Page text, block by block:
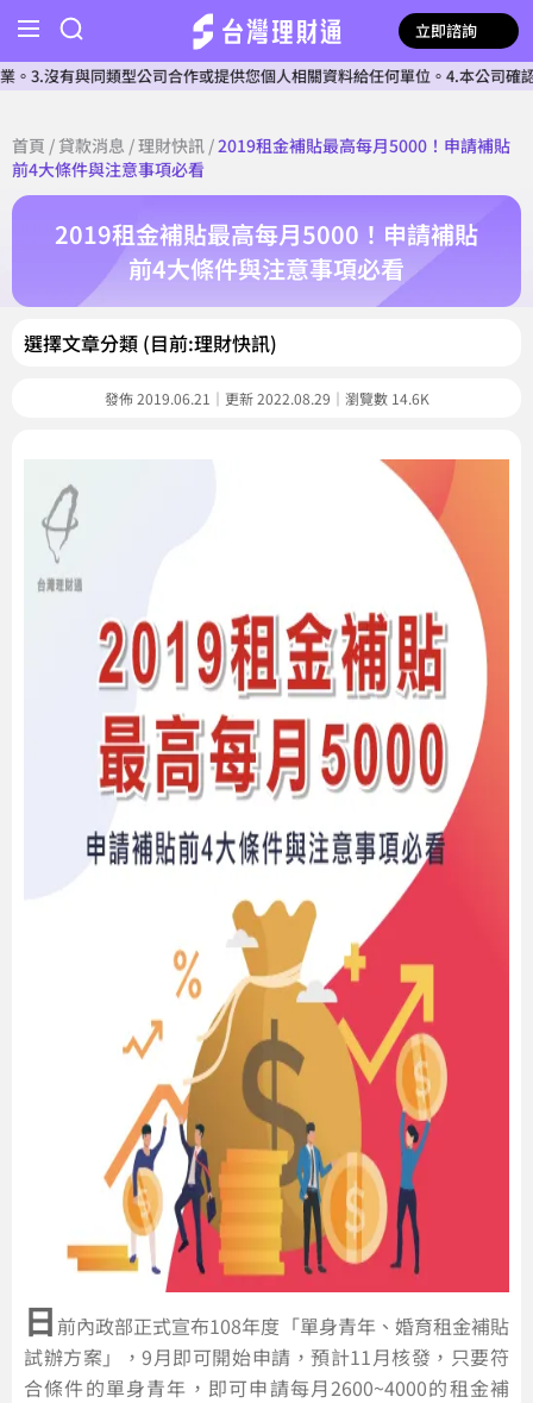
立即諮詢
類型公司合作或提供您個人相關資料給任何單位。4.本公司確認核貸前
首頁 / 貸款消息 /理財快訊 /2019租金補貼最高每月5000！申請補貼
前4大條件與注意事項必看
2019租金補貼最高每月5000！申請補貼
前4大條件與注意事項必看
選擇文章分類 (目前:理財快訊)
發佈 2019.06.21｜更新 2022.08.29｜瀏覽數 14.6K
日 前內政部正式宣布108年度「單身青年、婚育租金補貼
試辦方案」，9月即可開始申請，預計11月核發，只要符
合條件的單身青年，即可申請每月2600~4000的租金補